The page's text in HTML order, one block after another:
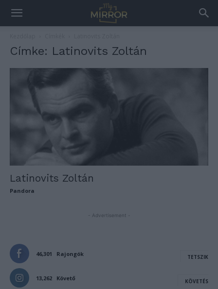
Címke: Latinovits Zoltán
Latinovits Zoltán
Pandora
- Advertisement -
46,301 Rajongók TETSZIK
13,262 Követő KÖVETÉS